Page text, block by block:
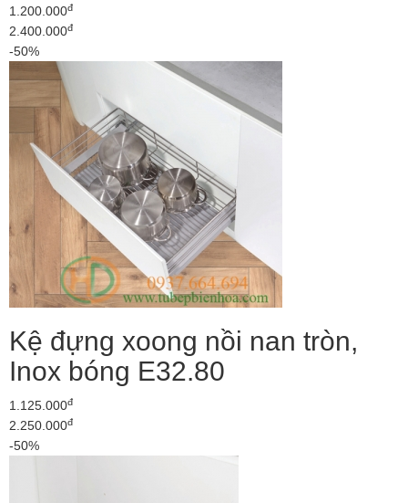
1.200.000đ
2.400.000đ
-50%
Kệ đựng xoong nồi nan tròn,
Inox bóng E32.80
1.125.000đ
2.250.000đ
-50%